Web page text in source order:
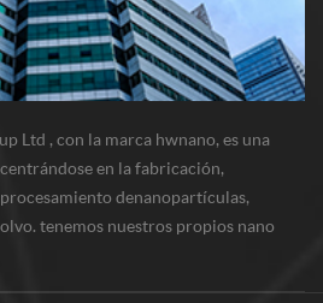
Ltd , con la marca hwnano, es una
en la fabricación,
denanopartículas,
tenemos nuestros propios nano